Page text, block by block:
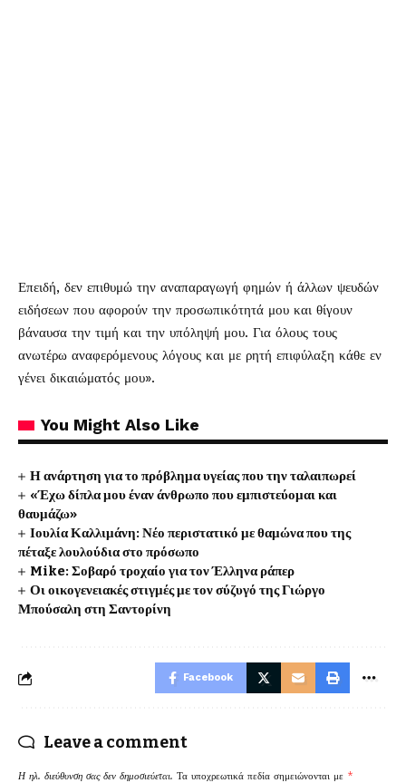
Επειδή, δεν επιθυμώ την αναπαραγωγή φημών ή άλλων ψευδών
ειδήσεων που αφορούν την προσωπικότητά μου και θίγουν
βάναυσα την τιμή και την υπόληψή μου. Για όλους τους
ανωτέρω αναφερόμενους λόγους και με ρητή επιφύλαξη κάθε εν
γένει δικαιώματός μου».
You Might Also Like
Η ανάρτηση για το πρόβλημα υγείας που την ταλαιπωρεί
«Έχω δίπλα μου έναν άνθρωπο που εμπιστεύομαι και
θαυμάζω»
Ιουλία Καλλιμάνη: Νέο περιστατικό με θαμώνα που της
πέταξε λουλούδια στο πρόσωπο
Mike: Σοβαρό τροχαίο για τον Έλληνα ράπερ
Οι οικογενειακές στιγμές με τον σύζυγό της Γιώργο
Μπούσαλη στη Σαντορίνη
Facebook
Leave a comment
Η ηλ. διεύθυνση σας δεν δημοσιεύεται. Τα υποχρεωτικά πεδία σημειώνονται με *